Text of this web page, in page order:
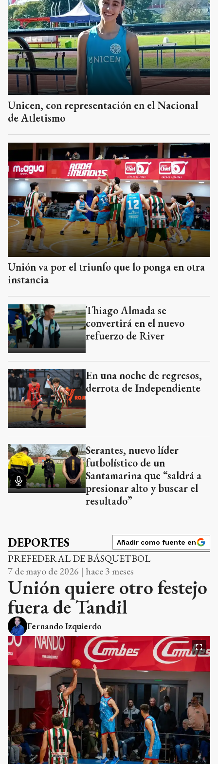
Unicen, con representación en el Nacional
de Atletismo
Unión va por el triunfo que lo ponga en otra
instancia
Thiago Almada se
convertirá en el nuevo
refuerzo de River
En una noche de regresos,
derrota de Independiente
Serantes, nuevo líder
futbolístico de un
Santamarina que “saldrá a
presionar alto y buscar el
resultado”
DEPORTES Añadir como fuente en
PREFEDERAL DE BÁSQUETBOL
7 de mayo de 2026 | hace 3 meses
Unión quiere otro festejo
fuera de Tandil
Fernando Izquierdo